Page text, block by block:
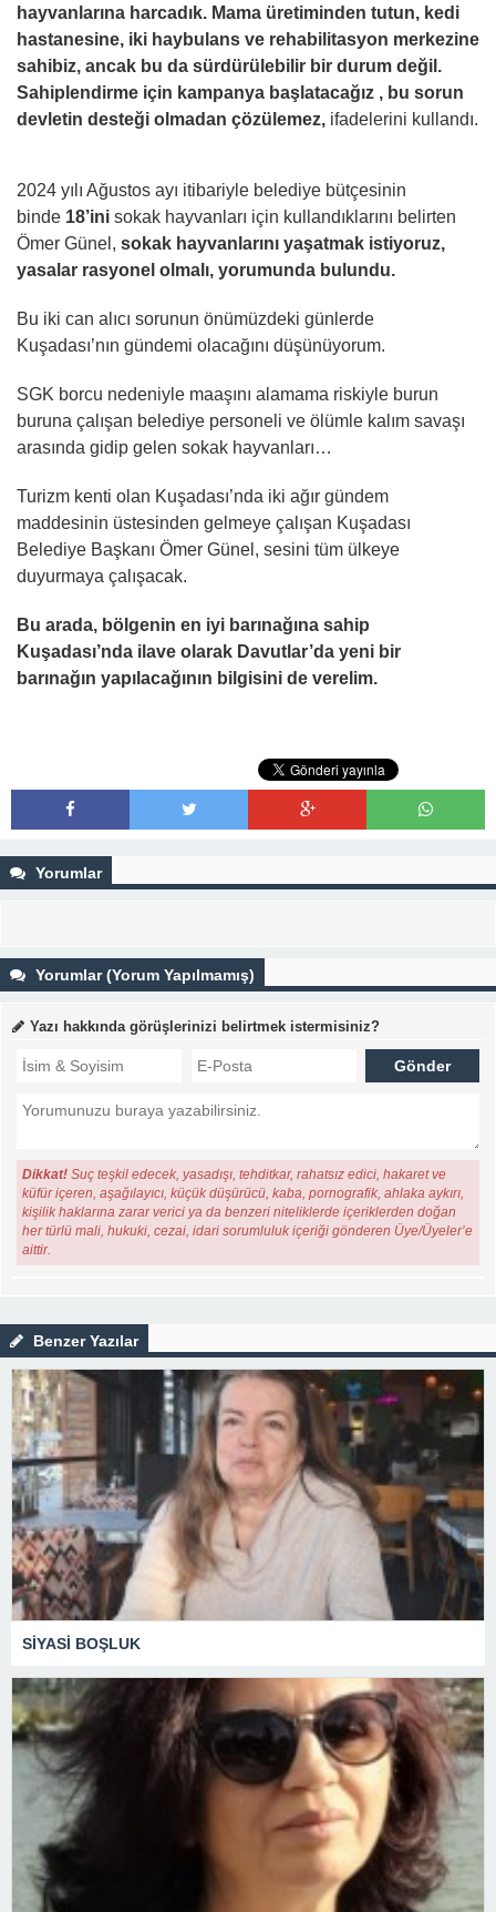
hayvanlarına harcadık. Mama üretiminden tutun, kedi
hastanesine, iki haybulans ve rehabilitasyon merkezine
sahibiz, ancak bu da sürdürülebilir bir durum değil.
Sahiplendirme için kampanya başlatacağız , bu sorun
devletin desteği olmadan çözülemez, ifadelerini kullandı.
2024 yılı Ağustos ayı itibariyle belediye bütçesinin
binde 18’ini sokak hayvanları için kullandıklarını belirten
Ömer Günel, sokak hayvanlarını yaşatmak istiyoruz,
yasalar rasyonel olmalı, yorumunda bulundu.
Bu iki can alıcı sorunun önümüzdeki günlerde
Kuşadası’nın gündemi olacağını düşünüyorum.
SGK borcu nedeniyle maaşını alamama riskiyle burun
buruna çalışan belediye personeli ve ölümle kalım savaşı
arasında gidip gelen sokak hayvanları…
Turizm kenti olan Kuşadası’nda iki ağır gündem
maddesinin üstesinden gelmeye çalışan Kuşadası
Belediye Başkanı Ömer Günel, sesini tüm ülkeye
duyurmaya çalışacak.
Bu arada, bölgenin en iyi barınağına sahip
Kuşadası’nda ilave olarak Davutlar’da yeni bir
barınağın yapılacağının bilgisini de verelim.
Yorumlar
Yorumlar (Yorum Yapılmamış)
Yazı hakkında görüşlerinizi belirtmek istermisiniz?
Dikkat! Suç teşkil edecek, yasadışı, tehditkar, rahatsız edici, hakaret ve
küfür içeren, aşağılayıcı, küçük düşürücü, kaba, pornografik, ahlaka aykırı,
kişilik haklarına zarar verici ya da benzeri niteliklerde içeriklerden doğan
her türlü mali, hukuki, cezai, idari sorumluluk içeriği gönderen Üye/Üyeler’e
aittir.
Benzer Yazılar
SİYASİ BOŞLUK